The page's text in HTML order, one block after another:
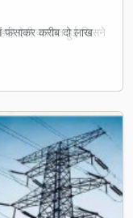
फंसाकर करीब दो लाख